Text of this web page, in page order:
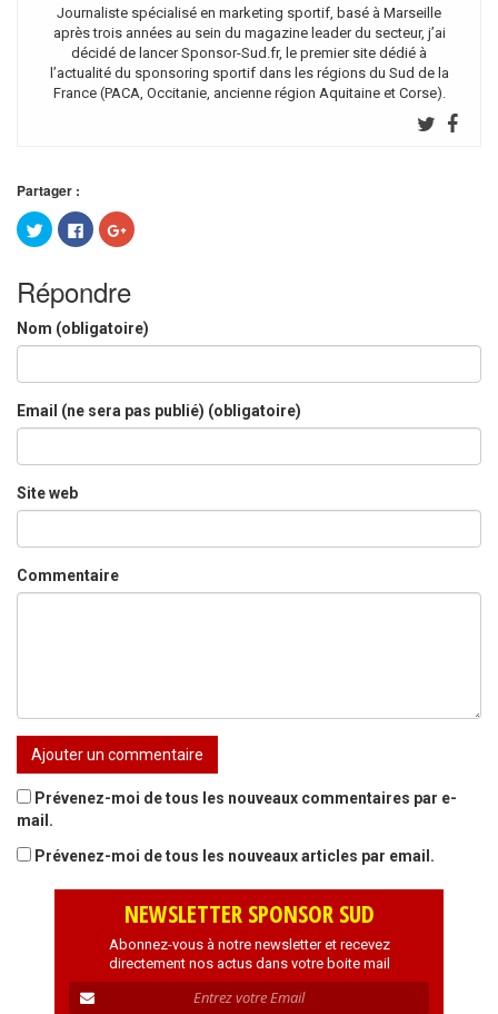
Journaliste spécialisé en marketing sportif, basé à Marseille
après trois années au sein du magazine leader du secteur, j’ai
décidé de lancer Sponsor-Sud.fr, le premier site dédié à
l’actualité du sponsoring sportif dans les régions du Sud de la
France (PACA, Occitanie, ancienne région Aquitaine et Corse).
Partager :
Cliquez
pour
partager
Twitter(ouvre
dans
une
nouvelle
fenêtre)
Cliquez
pour
partager
Facebook(ouvre
dans
une
nouvelle
fenêtre)
Cliquez
pour
(ouvre
dans
une
nouvelle
fenêtre)
Répondre
Nom (obligatoire)
Email (ne sera pas publié) (obligatoire)
Site web
Commentaire
Prévenez-moi de tous les nouveaux commentaires par e-
mail.
Prévenez-moi de tous les nouveaux articles par email.
NEWSLETTER SPONSOR SUD
Abonnez-vous à notre newsletter et recevez
directement nos actus dans votre boite mail